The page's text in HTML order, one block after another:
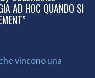
AD HOC QUANDO SI